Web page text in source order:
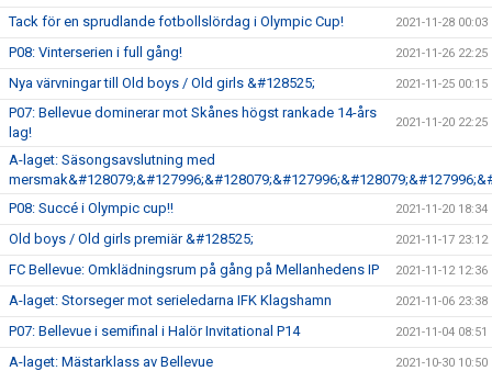
Tack för en sprudlande fotbollslördag i Olympic Cup! 2021-11-28 00:03
P08: Vinterserien i full gång! 2021-11-26 22:25
Nya värvningar till Old boys / Old girls &#128525; 2021-11-25 00:15
P07: Bellevue dominerar mot Skånes högst rankade 14-års
lag!
2021-11-20 22:25
A-laget: Säsongsavslutning med
P08: Succé i Olympic cup!!
2021-11-20 18:34
Old boys / Old girls premiär &#128525; 2021-11-17 23:12
FC Bellevue: Omklädningsrum på gång på Mellanhedens IP 2021-11-12 12:36
A-laget: Storseger mot serieledarna IFK Klagshamn 2021-11-06 23:38
P07: Bellevue i semifinal i Halör Invitational P14 2021-11-04 08:51
A-laget: Mästarklass av Bellevue 2021-10-30 10:50